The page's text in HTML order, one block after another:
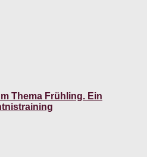
Thema Frühling. Ein